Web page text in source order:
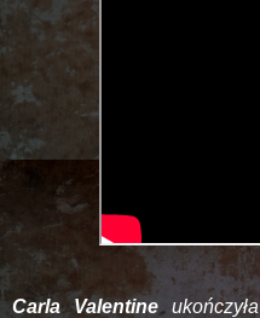
Carla Valentine